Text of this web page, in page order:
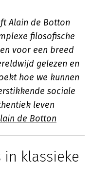
Alain de Botton
filosofische
voor een breed
gelezen en
hoe we kunnen
sociale
leven
de Botton
klassieke